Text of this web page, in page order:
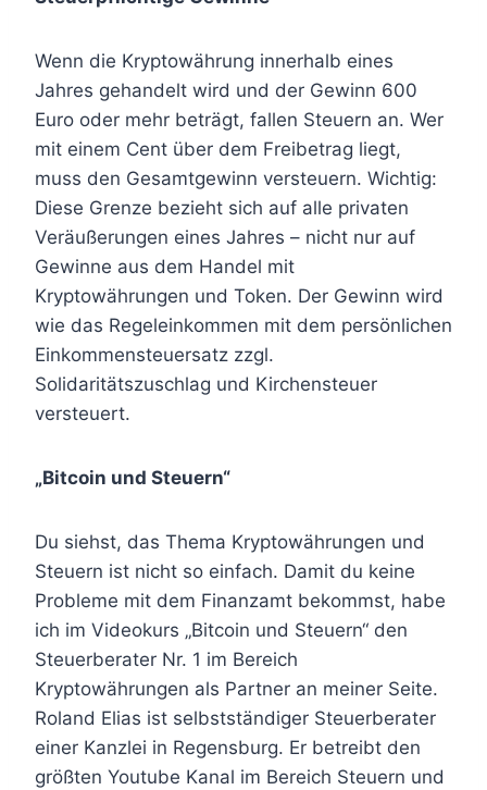
Wenn die Kryptowährung innerhalb eines
Jahres gehandelt wird und der Gewinn 600
Euro oder mehr beträgt, fallen Steuern an. Wer
mit einem Cent über dem Freibetrag liegt,
muss den Gesamtgewinn versteuern. Wichtig:
Diese Grenze bezieht sich auf alle privaten
Veräußerungen eines Jahres – nicht nur auf
Gewinne aus dem Handel mit
Kryptowährungen und Token. Der Gewinn wird
wie das Regeleinkommen mit dem persönlichen
Einkommensteuersatz zzgl.
Solidaritätszuschlag und Kirchensteuer
versteuert.
„Bitcoin und Steuern“
Du siehst, das Thema Kryptowährungen und
Steuern ist nicht so einfach. Damit du keine
Probleme mit dem Finanzamt bekommst, habe
ich im Videokurs „Bitcoin und Steuern“ den
Steuerberater Nr. 1 im Bereich
Kryptowährungen als Partner an meiner Seite.
Roland Elias ist selbstständiger Steuerberater
einer Kanzlei in Regensburg. Er betreibt den
größten Youtube Kanal im Bereich Steuern und